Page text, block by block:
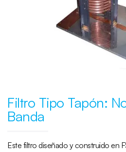
Filtro Tipo Tapón:
Banda
Este filtro diseñado y construido en